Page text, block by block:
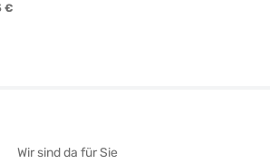
€
Wir sind da für Sie